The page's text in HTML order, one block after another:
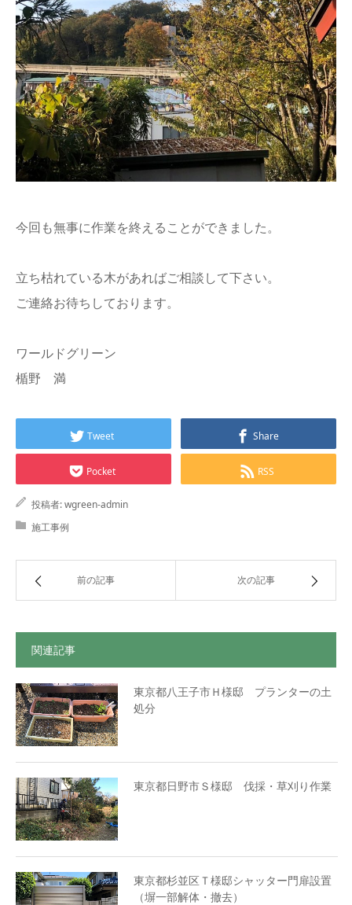
今回も無事に作業を終えることができました。
立ち枯れている木があればご相談して下さい。
ご連絡お待ちしております。
ワールドグリーン
楯野 満
Tweet Share
Pocket RSS
投稿者:wgreen-admin
施工事例
前の記事 次の記事
関連記事
東京都八王子市Ｈ様邸 プランターの土
処分
東京都日野市Ｓ様邸 伐採・草刈り作業
東京都杉並区Ｔ様邸シャッター門扉設置
（塀一部解体・撤去）